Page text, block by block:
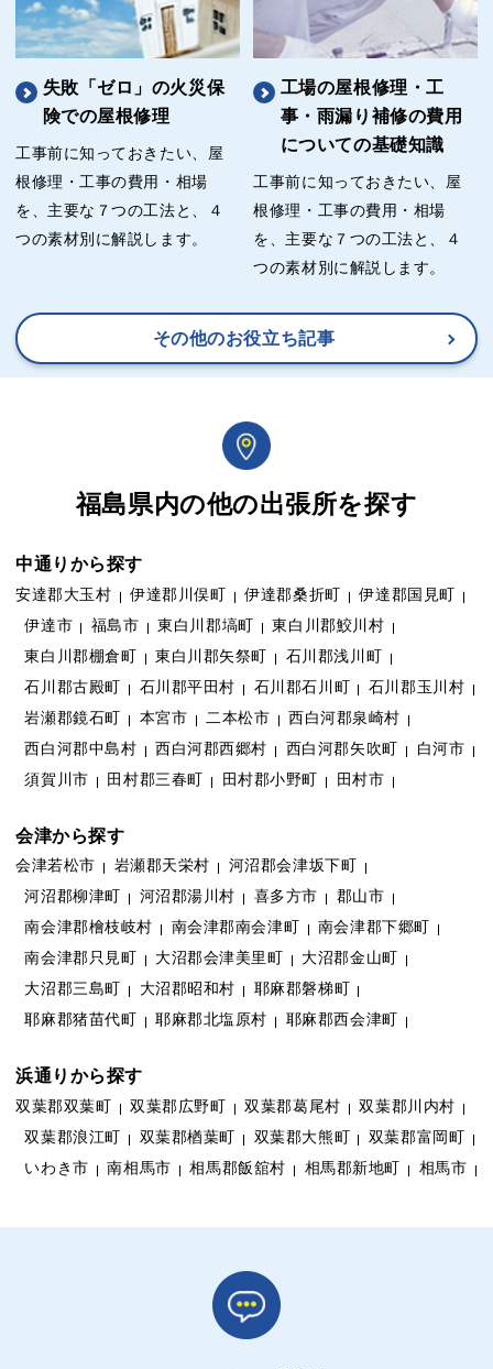
失敗「ゼロ」の火災保
険での屋根修理
工事前に知っておきたい、屋
根修理・工事の費用・相場
を、主要な７つの工法と、４
つの素材別に解説します。
工場の屋根修理・工
事・雨漏り補修の費用
についての基礎知識
工事前に知っておきたい、屋
根修理・工事の費用・相場
を、主要な７つの工法と、４
つの素材別に解説します。
その他のお役立ち記事
福島県内の他の出張所を探す
中通りから探す
安達郡大玉村 伊達郡川俣町 伊達郡桑折町
伊達郡国見町
伊達市
福島市 東白川郡塙町
東白川郡鮫川村
東白川郡棚倉町
東白川郡矢祭町
石川郡浅川町
石川郡古殿町
石川郡平田村 石川郡石川町
石川郡玉川村
岩瀬郡鏡石町
本宮市 二本松市
西白河郡泉崎村
西白河郡中島村
西白河郡西郷村 西白河郡矢吹町
白河市
須賀川市
田村郡三春町 田村郡小野町 田村市
会津から探す
会津若松市 岩瀬郡天栄村
河沼郡会津坂下町
河沼郡柳津町
河沼郡湯川村 喜多方市
郡山市
南会津郡檜枝岐村
南会津郡南会津町
南会津郡下郷町
南会津郡只見町
大沼郡会津美里町
大沼郡金山町
大沼郡三島町
大沼郡昭和村
耶麻郡磐梯町
耶麻郡猪苗代町
耶麻郡北塩原村 耶麻郡西会津町
浜通りから探す
双葉郡双葉町 双葉郡広野町 双葉郡葛尾村
双葉郡川内村
双葉郡浪江町
双葉郡楢葉町 双葉郡大熊町
双葉郡富岡町
いわき市
南相馬市 相馬郡飯舘村 相馬郡新地町 相馬市